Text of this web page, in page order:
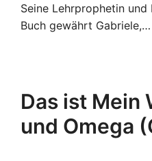
Seine Lehrprophetin
Buch gewährt Gabriele,…
Das ist Mein
und Omega